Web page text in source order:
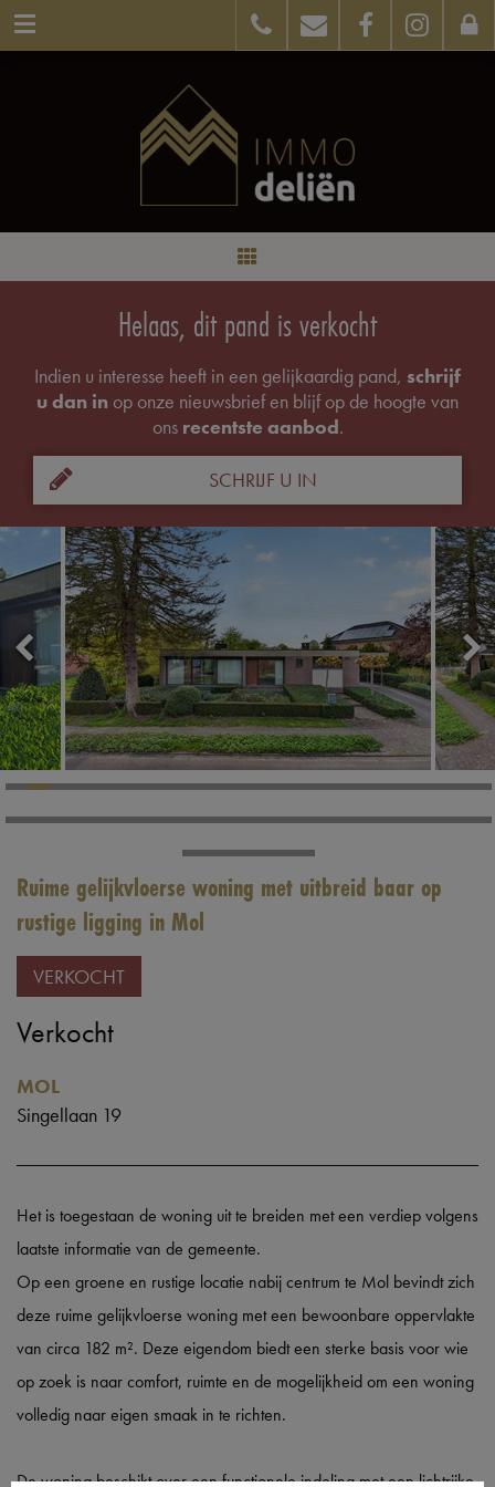
Helaas, dit pand is verkocht
Indien u interesse heeft in een gelijkaardig pand, schrijf
u dan in op onze nieuwsbrief en blijf op de hoogte van
ons recentste aanbod.
SCHRIJF U IN
Ruime gelijkvloerse woning met uitbreid baar op
rustige ligging in Mol
VERKOCHT
Verkocht
MOL
Singellaan 19
Het is toegestaan de woning uit te breiden met een verdiep volgens
laatste informatie van de gemeente.
Op een groene en rustige locatie nabij centrum te Mol bevindt zich
deze ruime gelijkvloerse woning met een bewoonbare oppervlakte
van circa 182 m². Deze eigendom biedt een sterke basis voor wie
op zoek is naar comfort, ruimte en de mogelijkheid om een woning
volledig naar eigen smaak in te richten.
De woning beschikt over een functionele indeling met een lichtrijke